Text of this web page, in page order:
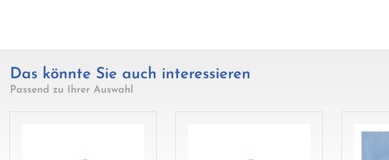
Das könnte Sie auch interessieren